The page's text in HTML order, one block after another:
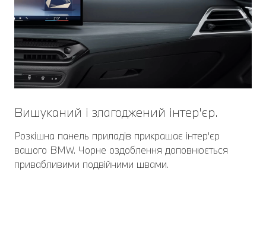
Вишуканий і злагоджений інтер'єр.
Розкішна панель приладів прикрашає інтер'єр
вашого BMW. Чорне оздоблення доповнюється
привабливими подвійними швами.